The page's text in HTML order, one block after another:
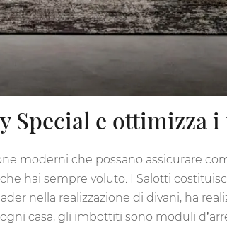
Special e ottimizza i
moderni che possano assicurare
hai sempre voluto. I Salotti
nella realizzazione di divani, ha
casa, gli imbottiti sono moduli